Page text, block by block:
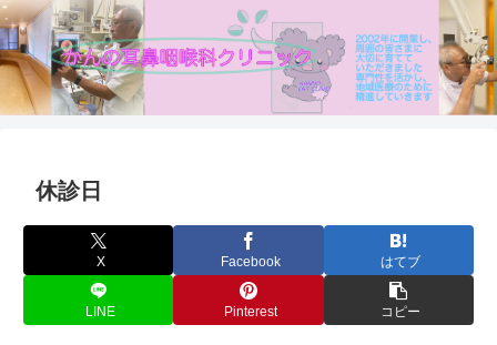
休診日
X Facebook はてブ
LINE Pinterest コピー